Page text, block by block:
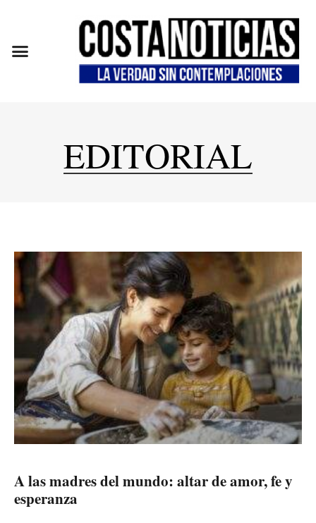
EDITORIAL
A las madres del mundo: altar de amor, fe y
esperanza